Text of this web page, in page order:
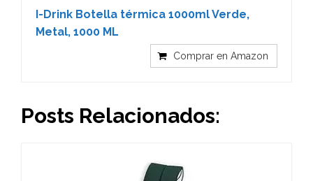
I-Drink Botella térmica 1000ml Verde,
Metal, 1000 ML
Comprar en Amazon
Posts Relacionados: